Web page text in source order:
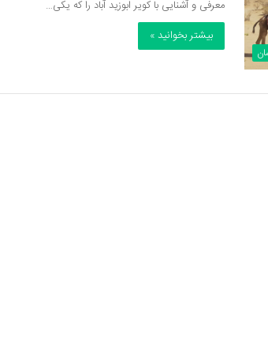
معرفی و آشنایی با کویر ابوزید آباد را که یکی…
بیشتر بخوانید »